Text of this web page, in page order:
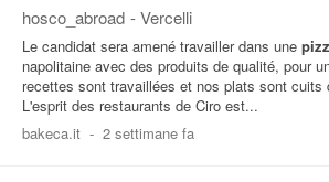
hosco_abroad - Vercelli
Le candidat sera amené travailler dans une
napolitaine avec des produits de qualité, pour
recettes sont travaillées et nos plats sont cuits
L'esprit des restaurants de Ciro est...
bakeca.it - 2 settimane fa